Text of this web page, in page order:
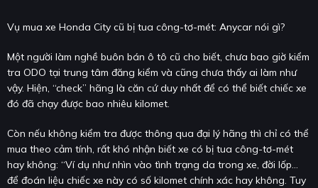
Vụ mua xe Honda City cũ bị tua công-tơ-mét: Anycar nói gì?
Một người làm nghề buôn bán ô tô cũ cho biết, chưa bao giờ kiểm
tra ODO tại trung tâm đăng kiểm và cũng chưa thấy ai làm như
vậy. Hiện, “check” hãng là căn cứ duy nhất để có thể biết chiếc xe
đó đã chạy được bao nhiêu kilomet.
Còn nếu không kiểm tra được thông qua đại lý hãng thì chỉ có thể
mua theo cảm tính, rất khó nhận biết xe có bị tua công-tơ-mét
hay không: “Ví dụ như nhìn vào tình trạng da trong xe, đời lốp…
để đoán liệu chiếc xe này có số kilomet chính xác hay không. Tuy